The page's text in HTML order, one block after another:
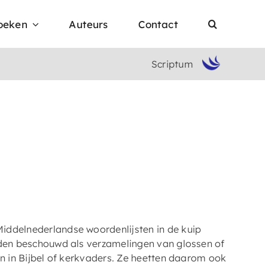
Auteurs Contact
Scriptum
woordenlijsten in de kuip
beschouwd als verzamelingen van glossen of
in Bijbel of kerkvaders. Ze heetten daarom ook